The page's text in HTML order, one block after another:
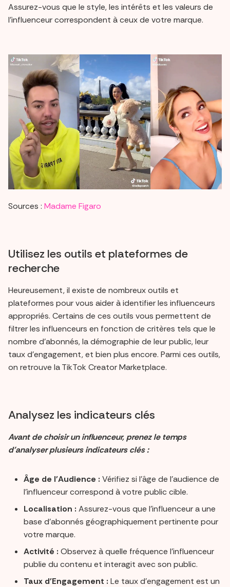
Assurez-vous que le style, les intérêts et les valeurs de
l'influenceur correspondent à ceux de votre marque.
Sources : Madame Figaro
Utilisez les outils et plateformes de
recherche
Heureusement, il existe de nombreux outils et
plateformes pour vous aider à identifier les influenceurs
appropriés. Certains de ces outils vous permettent de
filtrer les influenceurs en fonction de critères tels que le
nombre d'abonnés, la démographie de leur public, leur
taux d'engagement, et bien plus encore. Parmi ces outils,
on retrouve la TikTok Creator Marketplace.
Analysez les indicateurs clés
Avant de choisir un influenceur, prenez le temps
d'analyser plusieurs indicateurs clés :
Âge de l'Audience : Vérifiez si l'âge de l'audience de
l'influenceur correspond à votre public cible.
Localisation : Assurez-vous que l'influenceur a une
base d'abonnés géographiquement pertinente pour
votre marque.
Activité : Observez à quelle fréquence l'influenceur
publie du contenu et interagit avec son public.
Taux d'Engagement : Le taux d'engagement est un